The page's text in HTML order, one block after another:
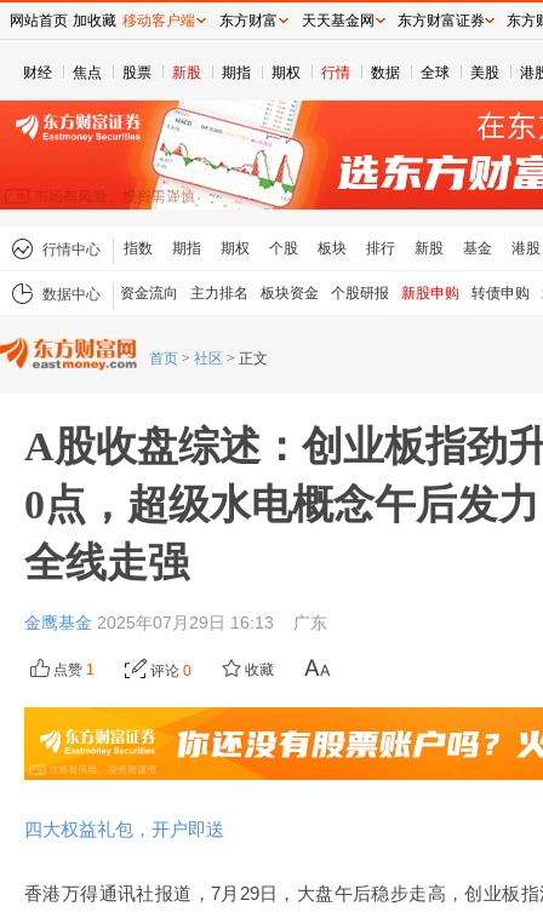
财经 焦点 股票 新股 期指 期权 行情 数据 全球 美股 港
行情中心 指数 期指 期权 个股 板块 排行 新股 基金 港股
数据中心 资金流向 主力排名 板块资金 个股研报 新股申购 转债申购
首页 > 社区 > 正文
A股收盘综述：创业板指劲
0点，超级水电概念午后发
全线走强
金鹰基金 2025年07月29日 16:13 广东
点赞 1 评论 0 收藏
四大权益礼包，开户即送
香港万得通讯社报道，7月29日，大盘午后稳步走高，创业板
网站首页 加收藏 移动客户端 东方财富 天天基金网 东方财富证券 东方